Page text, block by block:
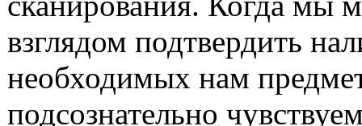
взглядом подтвердить
необходимых нам
подсознательно